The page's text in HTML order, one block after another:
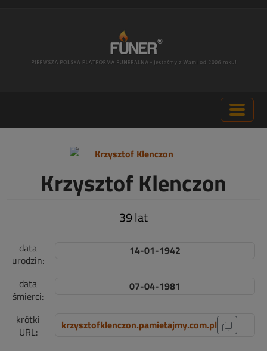
Krzysztof Klenczon
39 lat
data
urodzin:
14-01-1942
data
śmierci:
07-04-1981
krótki
URL:
krzysztofklenczon.pamietajmy.com.pl